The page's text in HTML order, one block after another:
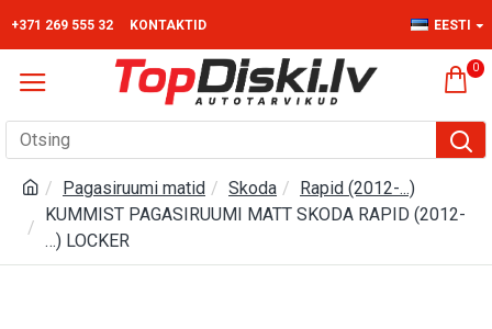
+371 269 555 32 KONTAKTID EESTI
0
Pagasiruumi matid Skoda
Rapid (2012-...)
KUMMIST PAGASIRUUMI MATT SKODA RAPID (2012-
…) LOCKER